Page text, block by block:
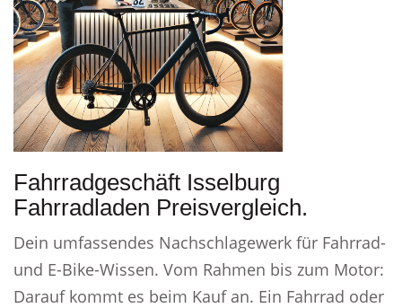
Fahrradgeschäft Isselburg
Fahrradladen Preisvergleich.
Dein umfassendes Nachschlagewerk für Fahrrad-
und E-Bike-Wissen. Vom Rahmen bis zum Motor:
Darauf kommt es beim Kauf an. Ein Fahrrad oder